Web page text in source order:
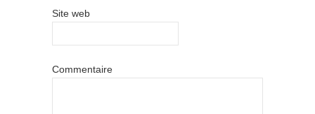
Site web
Commentaire